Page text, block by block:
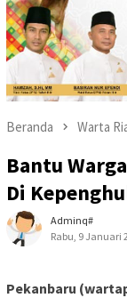
Beranda Warta
Bantu
Di
Adminq#
Rabu, 9 Januari
Pekanbaru